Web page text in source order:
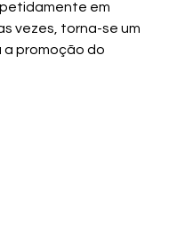
em
vezes, torna-se um
a promoção do